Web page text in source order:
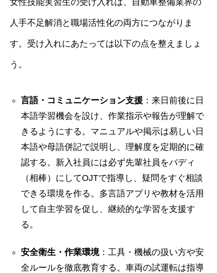
女性技能実習生の受け入れは、自動車整備業界の
人手不足解消と職場活性化の両方につながりま
す。受け入れにあたっては以下の点を整えましょ
う。
言語・コミュニケーション支援 ：来日前後に日
本語学習機会を設け、作業指示や報告が理解で
きるようにする。マニュアルや掲示は易しい日
本語や母語併記で説明し、理解度を定期的に確
認する。新入社員には必ず先輩社員をバディ
（相棒）にしてOJTで指導し、疑問をすぐ相談
できる環境を作る。多言語アプリや教材を活用
して自主学習を促し、継続的な学習を支援す
る。
安全衛生・作業環境：工具・機械の扱い方や安
全ルールを徹底教育する。車両の試運転は指導